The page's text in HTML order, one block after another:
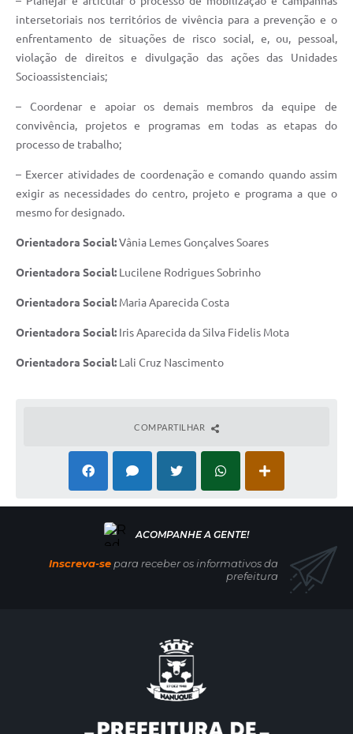
intersetoriais nos territórios de vivência para a prevenção e o
enfrentamento de situações de risco social, e, ou, pessoal,
violação de direitos e divulgação das ações das Unidades
Socioassistenciais;
– Coordenar e apoiar os demais membros da equipe de
convivência, projetos e programas em todas as etapas do
processo de trabalho;
– Exercer atividades de coordenação e comando quando assim
exigir as necessidades do centro, projeto e programa a que o
mesmo for designado.
Orientadora Social:Vânia Lemes Gonçalves Soares
Orientadora Social: Lucilene Rodrigues Sobrinho
Orientadora Social: Maria Aparecida Costa
Orientadora Social: Iris Aparecida da Silva Fidelis Mota
Orientadora Social: Lali Cruz Nascimento
COMPARTILHAR
Inscreva-separa receber os informativos da
prefeitura